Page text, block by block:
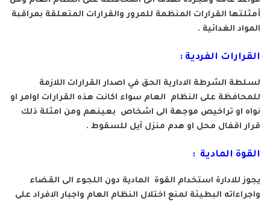
أمثلتها القرارات المنظمة للمرور والقرارات المتعلقة بمراقبة
المواد الغدائية .
القرارات الفردية :
لسلطة الشرطة الادارية الحق في اصدار القرارات اللازمة
للمحافظة على النظام العام سواء اكانت هذه القرارات اوامر او
نواه او تراخيص موجهة الى اشخاص بعينهم ومن امثلة ذلك
قرار اقفال محل او هدم منزل آيل للسقوط .
القوة المادية :
يجوز للادارة استخدام القوة المادية دون اللجوء الى القضاء
واجراءاته البطيئة لمنع اختلال النظام العام واجبار الافراد على